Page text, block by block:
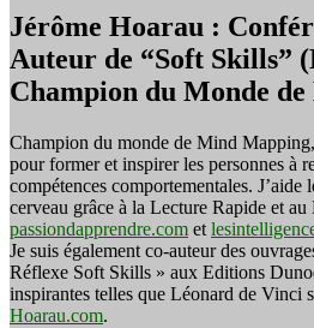
Jérôme Hoarau :
Auteur de “Soft Skills”
Champion du Monde
Champion du monde de Mind
pour former et inspirer les personnes à
compétences comportementales. J’aide
cerveau grâce à la Lecture Rapide et
passiondapprendre.com et
Je suis également co-auteur des
Réflexe Soft Skills » aux Editions
inspirantes telles que Léonard de Vinci
Hoarau.com.